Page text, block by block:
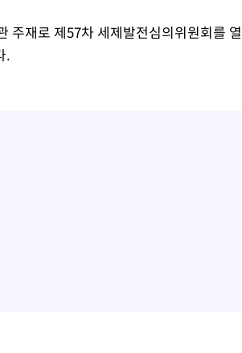
주재로 제57차 세제발전심의위원회를 열
.